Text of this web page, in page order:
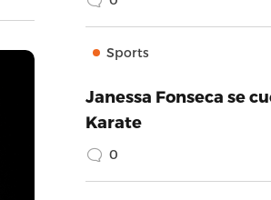
Sports
Janessa Fonseca se
Karate
0